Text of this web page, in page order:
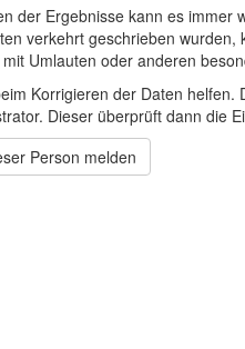
der Ergebnisse kann es
verkehrt geschrieben
Umlauten oder anderen
Korrigieren der Daten
Dieser überprüft dann die
Person melden